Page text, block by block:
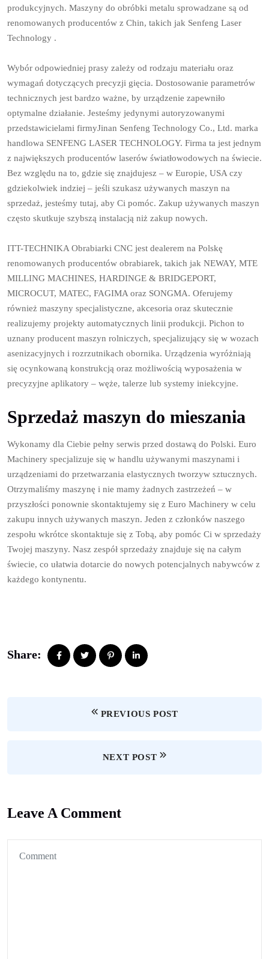
produkcyjnych. Maszyny do obróbki metalu sprowadzane są od
renomowanych producentów z Chin, takich jak Senfeng Laser
Technology .
Wybór odpowiedniej prasy zależy od rodzaju materiału oraz
wymagań dotyczących precyzji gięcia. Dostosowanie parametrów
technicznych jest bardzo ważne, by urządzenie zapewniło
optymalne działanie. Jesteśmy jedynymi autoryzowanymi
przedstawicielami firmyJinan Senfeng Technology Co., Ltd. marka
handlowa SENFENG LASER TECHNOLOGY. Firma ta jest jednym
z największych producentów laserów światłowodowych na świecie.
Bez względu na to, gdzie się znajdujesz – w Europie, USA czy
gdziekolwiek indziej – jeśli szukasz używanych maszyn na
sprzedaż, jesteśmy tutaj, aby Ci pomóc. Zakup używanych maszyn
często skutkuje szybszą instalacją niż zakup nowych.
ITT-TECHNIKA Obrabiarki CNC jest dealerem na Polskę
renomowanych producentów obrabiarek, takich jak NEWAY, MTE
MILLING MACHINES, HARDINGE & BRIDGEPORT,
MICROCUT, MATEC, FAGIMA oraz SONGMA. Oferujemy
również maszyny specjalistyczne, akcesoria oraz skutecznie
realizujemy projekty automatycznych linii produkcji. Pichon to
uznany producent maszyn rolniczych, specjalizujący się w wozach
asenizacyjnych i rozrzutnikach obornika. Urządzenia wyróżniają
się ocynkowaną konstrukcją oraz możliwością wyposażenia w
precyzyjne aplikatory – węże, talerze lub systemy iniekcyjne.
Sprzedaż maszyn do mieszania
Wykonamy dla Ciebie pełny serwis przed dostawą do Polski. Euro
Machinery specjalizuje się w handlu używanymi maszynami i
urządzeniami do przetwarzania elastycznych tworzyw sztucznych.
Otrzymaliśmy maszynę i nie mamy żadnych zastrzeżeń – w
przyszłości ponownie skontaktujemy się z Euro Machinery w celu
zakupu innych używanych maszyn. Jeden z członków naszego
zespołu wkrótce skontaktuje się z Tobą, aby pomóc Ci w sprzedaży
Twojej maszyny. Nasz zespół sprzedaży znajduje się na całym
świecie, co ułatwia dotarcie do nowych potencjalnych nabywców z
każdego kontynentu.
Share:
PREVIOUS POST
NEXT POST
Leave A Comment